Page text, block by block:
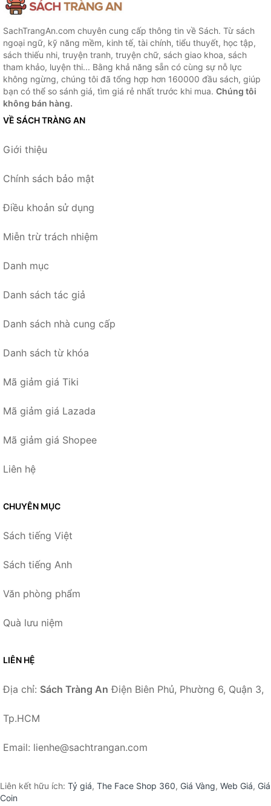
SachTrangAn.com chuyên cung cấp thông tin về Sách. Từ sách
ngoại ngữ, kỹ năng mềm, kinh tế, tài chính, tiểu thuyết, học tập,
sách thiếu nhi, truyện tranh, truyện chữ, sách giao khoa, sách
tham khảo, luyện thi... Bằng khả năng sẵn có cùng sự nỗ lực
không ngừng, chúng tôi đã tổng hợp hơn 160000 đầu sách, giúp
bạn có thể so sánh giá, tìm giá rẻ nhất trước khi mua. Chúng tôi
không bán hàng.
VỀ SÁCH TRÀNG AN
Giới thiệu
Chính sách bảo mật
Điều khoản sử dụng
Miễn trừ trách nhiệm
Danh mục
Danh sách tác giả
Danh sách nhà cung cấp
Danh sách từ khóa
Mã giảm giá Tiki
Mã giảm giá Lazada
Mã giảm giá Shopee
Liên hệ
CHUYÊN MỤC
Sách tiếng Việt
Sách tiếng Anh
Văn phòng phẩm
Quà lưu niệm
LIÊN HỆ
Địa chỉ: Sách Tràng An Điện Biên Phủ, Phường 6, Quận 3,
Tp.HCM
Email: lienhe@sachtrangan.com
Liên kết hữu ích: Tỷ giá, The Face Shop 360, Giá Vàng, Web Giá, Giá
Coin